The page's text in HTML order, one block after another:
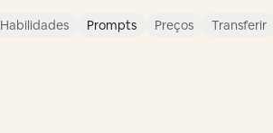
Habilidades Prompts Preços Transferir